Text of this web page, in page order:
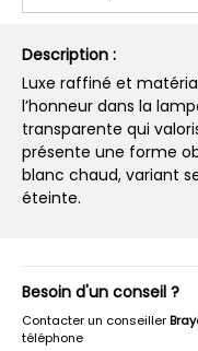
Description :
Luxe raffiné et
l’honneur dans la
transparente qui
présente une forme
blanc chaud, variant
éteinte.
Besoin d'un conseil ?
Contacter un conseiller
téléphone